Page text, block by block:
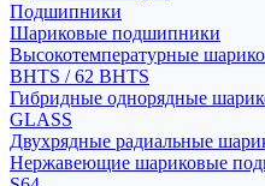
Подшипники
Шариковые подшипники
Высокотемпературные
BHTS / 62 BHTS
Гибридные однорядные
GLASS
Двухрядные радиальные
Нержавеющие шариковые